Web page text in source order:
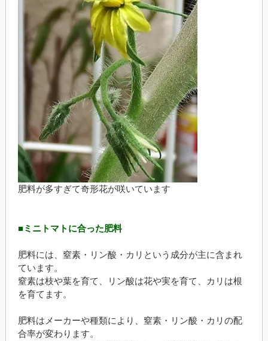
肥料が多すぎて奇形花が咲いています
■ミニトマトに合った肥料
肥料には、窒素・リン酸・カリという成分が主に含まれ
ています。
窒素は枝や葉を育て、リン酸は花や実を育て、カリは根
を育てます。
肥料はメーカーや種類により、窒素・リン酸・カリの配
合率が変わります。